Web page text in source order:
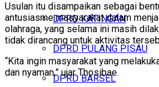
DPRD KATINGAN
DPRD PULANG PISAU
DPRD BARSEL
Usulan itu disampaikan sebagai
antusiasme masyarakat dalam
olahraga, yang selama ini masih
tidak dirancang untuk aktivitas
“Kita ingin masyarakat yang
dan nyaman,” ujar Thosibae.